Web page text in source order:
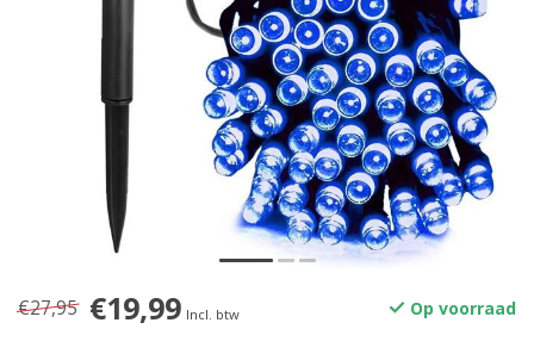
€27,95 €19,99 Incl. btw Op voorraad